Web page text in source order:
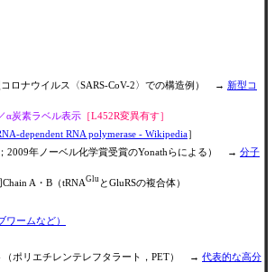
コロナウイルス〈SARS-CoV-2〉での構造例） → 新型コ
α炭素ラベル表示 ［L452R変異有す］
dependent RNA polymerase - Wikipedia］
2009年ノーベル化学賞受賞のYonathらによる） → 分子
Chain A・B（tRNAGlu とGluRSの複合体）
ワームなど）
（ポリエチレンテレフタラート，PET） → 代表的な高分